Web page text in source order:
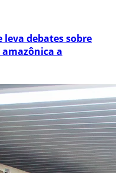
leva debates sobre
a